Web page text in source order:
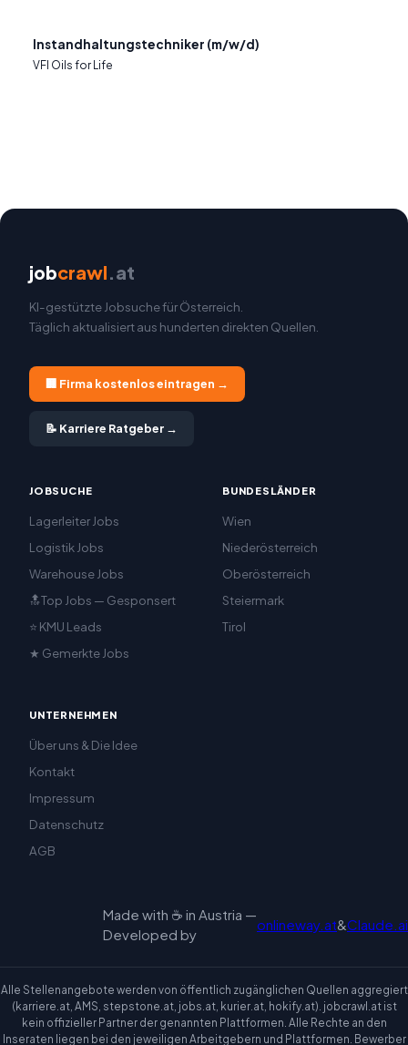
Instandhaltungstechniker (m/w/d)
VFI Oils for Life
jobcrawl.at
KI-gestützte Jobsuche für Österreich.
Täglich aktualisiert aus hunderten direkten Quellen.
🏢 Firma kostenlos eintragen →
📝 Karriere Ratgeber →
JOBSUCHE
Lagerleiter Jobs
Logistik Jobs
Warehouse Jobs
🔝Top Jobs — Gesponsert
⭐ KMU Leads
★ Gemerkte Jobs
BUNDESLÄNDER
Wien
Niederösterreich
Oberösterreich
Steiermark
Tirol
UNTERNEHMEN
Über uns & Die Idee
Kontakt
Impressum
Datenschutz
AGB
Made with ☕ in Austria —
Developed by
onlineway.at&Claude.ai
Alle Stellenangebote werden von öffentlich zugänglichen Quellen aggregiert
(karriere.at, AMS, stepstone.at, jobs.at, kurier.at, hokify.at). jobcrawl.at ist
kein offizieller Partner der genannten Plattformen. Alle Rechte an den
Inseraten liegen bei den jeweiligen Arbeitgebern und Plattformen. Bewerber